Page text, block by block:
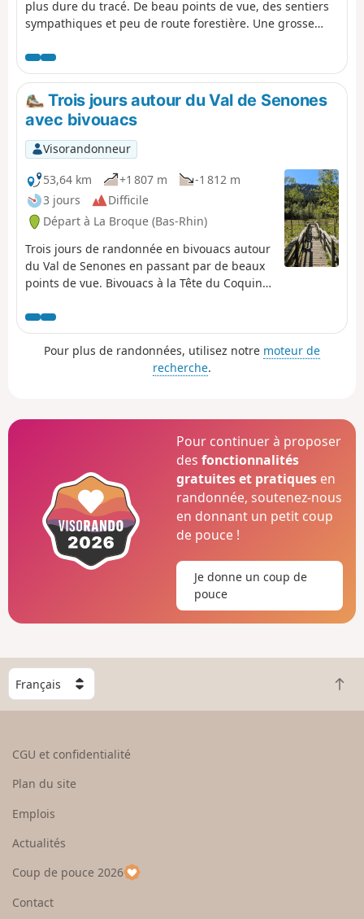
plus dure du tracé. De beau points de vue, des sentiers
sympathiques et peu de route forestière. Une grosse
"Difficile".
Trois jours autour du Val de Senones
avec bivouacs
Visorandonneur
53,64 km
+1 807 m
-1 812 m
3 jours
Difficile
Départ à La Broque (Bas-Rhin)
Trois jours de randonnée en bivouacs autour
du Val de Senones en passant par de beaux
points de vue. Bivouacs à la Tête du Coquin
Pour plus de randonnées, utilisez notre moteur de
recherche.
Pour continuer à proposer
desfonctionnalités
gratuites et pratiques en
randonnée, soutenez-nous
en donnant un petit coup
de pouce !
Je donne un coup de
pouce
C
h
o
e
u
p
a
R
e
CGU et confidentialité
Plan du site
Emplois
Actualités
Coup de pouce 2026
Contact